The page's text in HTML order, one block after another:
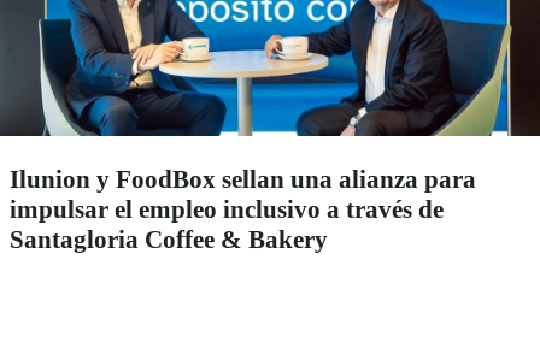
Ilunion y FoodBox sellan una alianza para
impulsar el empleo inclusivo a través de
Santagloria Coffee & Bakery